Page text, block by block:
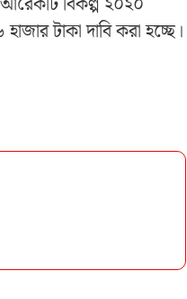
টাকা দাবি করা হচ্ছে।